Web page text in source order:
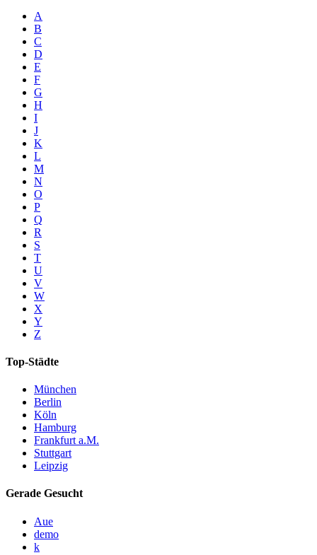
A
B
C
D
E
F
G
H
I
J
K
L
M
N
O
P
Q
R
S
T
U
V
W
X
Y
Z
Top-Städte
München
Berlin
Köln
Hamburg
Frankfurt a.M.
Stuttgart
Leipzig
Gerade Gesucht
Aue
demo
k